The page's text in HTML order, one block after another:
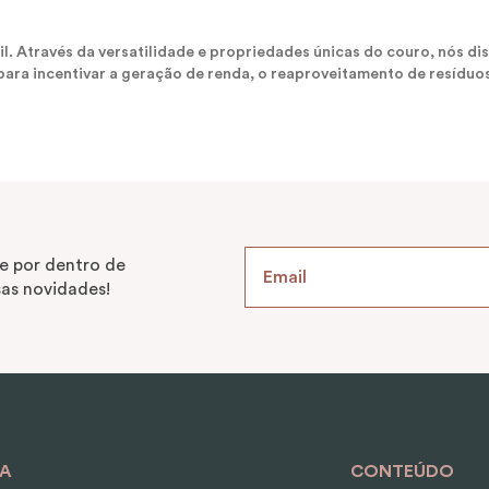
Através da versatilidade e propriedades únicas do couro, nós
incentivar a geração de renda, o reaproveitamento de
por dentro de
novidades!
CONTEÚDO